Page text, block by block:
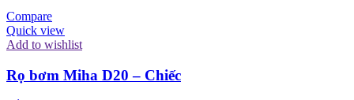
Compare
Quick view
Add to wishlist
Rọ bơm Miha D20 – Chiếc